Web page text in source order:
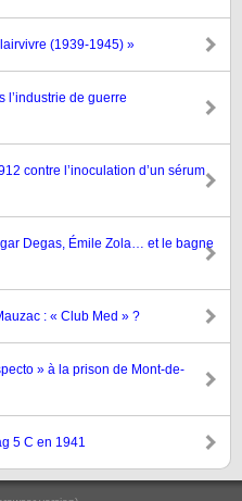
(1939-1945) »
l’industrie de guerre
contre l’inoculation d’un sérum
Degas, Émile Zola… et le bagne
: « Club Med » ?
» à la prison de Mont-de-
5 C en 1941